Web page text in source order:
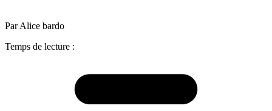
Par Alice bardo
Temps de lecture :